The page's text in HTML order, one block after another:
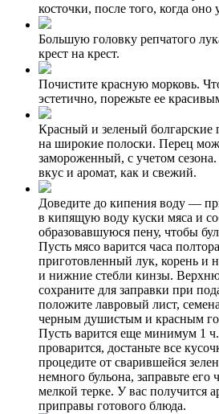
косточки, после того, когда оно
Большую головку репчатого
крест на крест.
Почистите красную морковь.
эстетично, порежьте ее
Красный и зеленый болгарские
на широкие полоски. Перец
замороженный, с учетом
вкус и аромат, как и свежий.
Доведите до кипения воду —
в кипящую воду куски мяса и
образовавшуюся пену, чтобы
Пусть мясо варится часа
приготовленный лук, корень и
и нижние стебли кинзы.
сохраните для заправки при
положите лавровый лист,
черным душистым и красным
Пусть варится еще минимум 1
проварится, достаньте все
процедите от сварившейся
немного бульона, заправьте
мелкой терке. У вас получится
приправы готового блюда.